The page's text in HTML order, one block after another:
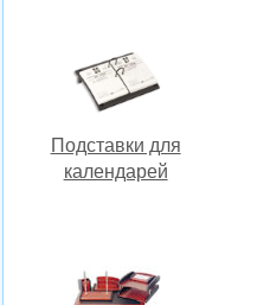
Подставки для
календарей